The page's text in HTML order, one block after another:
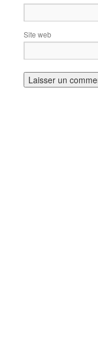
Site web